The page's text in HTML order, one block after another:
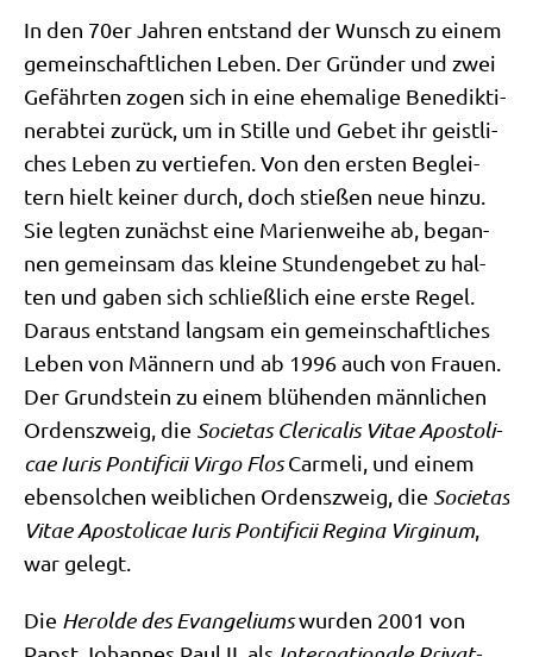
In den 70er Jah­ren ent­stand der Wunsch zu einem
gemein­schaft­li­chen Leben. Der Grün­der und zwei
Gefähr­ten zogen sich in eine ehe­ma­li­ge Bene­dik­ti­
ner­ab­tei zurück, um in Stil­le und Gebet ihr geist­li­
ches Leben zu ver­tie­fen. Von den ersten Beglei­
tern hielt kei­ner durch, doch stie­ßen neue hin­zu.
Sie leg­ten zunächst eine Mari­en­wei­he ab, began­
nen gemein­sam das klei­ne Stun­den­ge­bet zu hal­
ten und gaben sich schließ­lich eine erste Regel.
Dar­aus ent­stand lang­sam ein gemein­schaft­li­ches
Leben von Män­nern und ab 1996 auch von Frau­en.
Der Grund­stein zu einem blü­hen­den männ­li­chen
Ordens­zweig, die Socie­tas Cle­ri­ca­l­is Vitae Apo­sto­li­
cae Iuris Pon­ti­fi­cii Vir­go FlosCar­me­li, und einem
eben­sol­chen weib­li­chen Ordens­zweig, die Socie­tas
Vitae Apo­sto­li­cae Iuris Pon­ti­fi­cii Regi­na Vir­ginum
war gelegt.
Die Herol­de des Evan­ge­li­umswur­den 2001 von